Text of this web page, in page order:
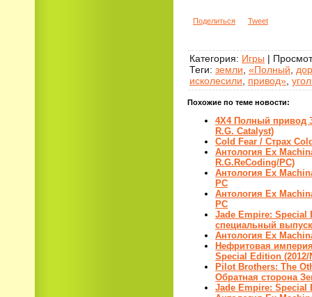
Поделиться Tweet
Категория: Игры |
Теги: земли «Полный
исколесили
привод»
Похожие по теме новости:
4X4 Полный привод
R.G. Catalyst)
Сold Fear / Страх
Антология Ex
R.G.ReCoding/PC)
Антология Ex
PC
Антология Ex
PC
Jade Empire:
специальный выпуск
Антология Ex
Нефритовая
Special Edition (2012/
Pilot Brothers: The
Обратная сторона
Jade Empire: Special